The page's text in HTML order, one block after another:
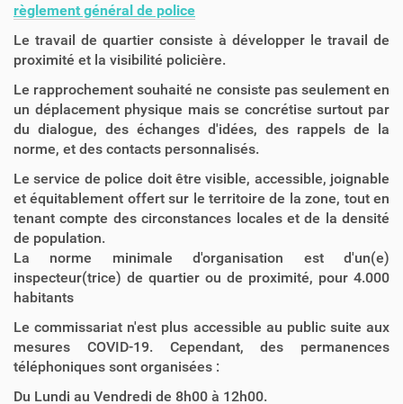
règlement général de police
Le travail de quartier consiste à développer le travail de
proximité et la visibilité policière.
Le rapprochement souhaité ne consiste pas seulement en
un déplacement physique mais se concrétise surtout par
du dialogue, des échanges d'idées, des rappels de la
norme, et des contacts personnalisés.
Le service de police doit être visible, accessible, joignable
et équitablement offert sur le territoire de la zone, tout en
tenant compte des circonstances locales et de la densité
de population.
La norme minimale d'organisation est d'un(e)
inspecteur(trice) de quartier ou de proximité, pour 4.000
habitants
Le commissariat n'est plus accessible au public suite aux
mesures COVID-19. Cependant, des permanences
téléphoniques sont organisées :
Du Lundi au Vendredi de 8h00 à 12h00.